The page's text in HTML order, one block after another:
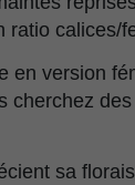
ratio calices/
en version
cherchez des
sa